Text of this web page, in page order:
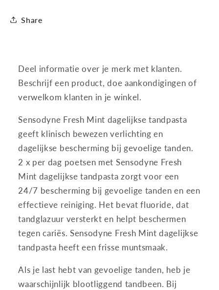
Share
Deel informatie over je merk met klanten.
Beschrijf een product, doe aankondigingen of
verwelkom klanten in je winkel.
Sensodyne Fresh Mint dagelijkse tandpasta
geeft klinisch bewezen verlichting en
dagelijkse bescherming bij gevoelige tanden.
2 x per dag poetsen met Sensodyne Fresh
Mint dagelijkse tandpasta zorgt voor een
24/7 bescherming bij gevoelige tanden en een
effectieve reiniging. Het bevat fluoride, dat
tandglazuur versterkt en helpt beschermen
tegen cariës. Sensodyne Fresh Mint dagelijkse
tandpasta heeft een frisse muntsmaak.
Als je last hebt van gevoelige tanden, heb je
waarschijnlijk blootliggend tandbeen. Bij